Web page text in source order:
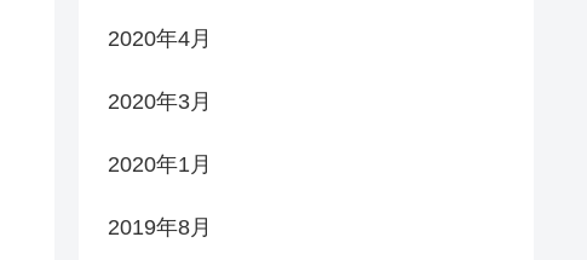
2020年4月
2020年3月
2020年1月
2019年8月